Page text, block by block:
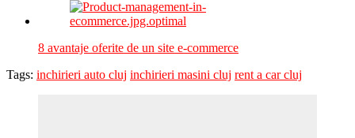
8 avantaje oferite de un site e-commerce
Tags: inchirieri auto cluj inchirieri masini cluj rent a car cluj